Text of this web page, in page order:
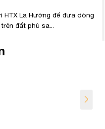
HTX La Hường để đưa dòng
đất phù sa...